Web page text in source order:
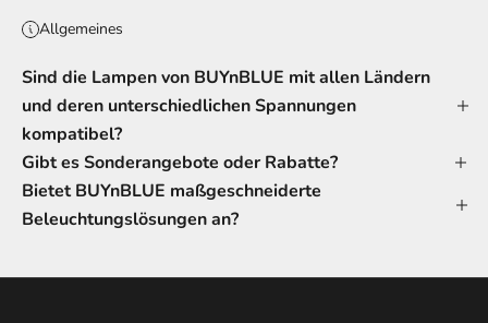
Allgemeines
Sind die Lampen von BUYnBLUE mit allen Ländern
und deren unterschiedlichen Spannungen
kompatibel?
Gibt es Sonderangebote oder Rabatte?
Bietet BUYnBLUE maßgeschneiderte
Beleuchtungslösungen an?